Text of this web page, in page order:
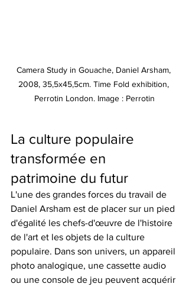
Camera Study in Gouache, Daniel Arsham,
2008, 35,5x45,5cm. Time Fold exhibition,
Perrotin London. Image : Perrotin
La culture populaire
transformée en
patrimoine du futur
L'une des grandes forces du travail de
Daniel Arsham est de placer sur un pied
d'égalité les chefs-d'œuvre de l'histoire
de l'art et les objets de la culture
populaire. Dans son univers, un appareil
photo analogique, une cassette audio
ou une console de jeu peuvent acquérir